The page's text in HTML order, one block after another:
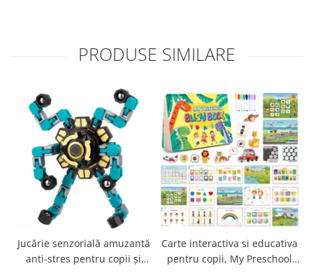
PRODUSE SIMILARE
Jucărie senzorială amuzantă
anti-stres pentru copii și
Carte interactiva si educativa
pentru copii, My Preschool